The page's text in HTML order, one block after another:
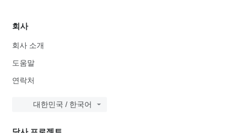
회사
회사 소개
도움말
연락처
대한민국 / 한국어